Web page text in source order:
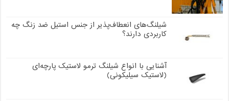
شیلنگ‌های انعطاف‌پذیر از جنس استیل ضد زنگ چه
کاربردی دارند؟
آشنایی با انواع شیلنگ ترمو لاستیک پارچه‌ای
(لاستیک سیلیکونی)